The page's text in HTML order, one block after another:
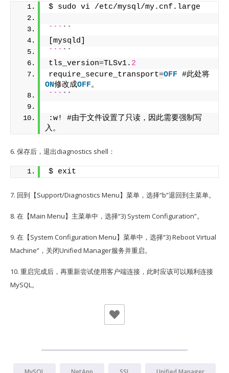
$ sudo vi /etc/mysql/my.cnf.large
``` ``
[mysqld]
``` ``
tls_version=TLSv1. 2
require_secure_transport=OFF #此处将
ON修改成OFF。
``` ``
:w! #由于文件设置了只读，因此需要强制写
入。
6. 保存后，退出diagnostics shell：
$ exit
7. 回到【Support/Diagnostics Menu】菜单，选择“b”退回到主菜单。
8. 在【Main Menu】主菜单中，选择“3) System Configuration”。
9. 在【System Configuration Menu】菜单中，选择“3) Reboot Virtual
Machine”，关闭Unified Manager服务并重启。
10. 重启完成后，再重新尝试使用客户端连接，此时应该可以顺利连接
MySQL。